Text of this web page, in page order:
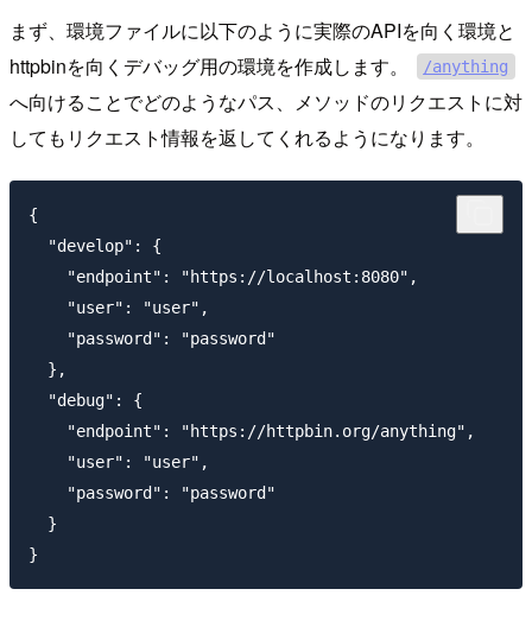
まず、環境ファイルに以下のように実際のAPIを向く環境と
httpbinを向くデバッグ用の環境を作成します。
/anything
へ向けることでどのようなパス、メソッドのリクエストに対
してもリクエスト情報を返してくれるようになります。
{
  "develop": {
    "endpoint": "https://localhost:8080",
    "user": "user",
    "password": "password"
  },
  "debug": {
    "endpoint": "https://httpbin.org/anything",
    "user": "user",
    "password": "password"
  }